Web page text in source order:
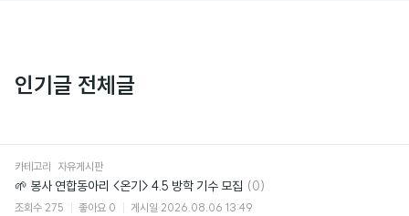
인기글 전체글
카테고리 자유게시판
🌱 봉사 연합동아리 <온기> 4.5 방학 기수 모집 댓
글
(0)
조회수 275 좋아요 0 게시일 2026.08.06 13:49